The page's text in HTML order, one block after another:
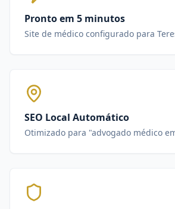
Pronto em 5 minutos
Site de médico configurado para
SEO Local Automático
Otimizado para "advogado médico